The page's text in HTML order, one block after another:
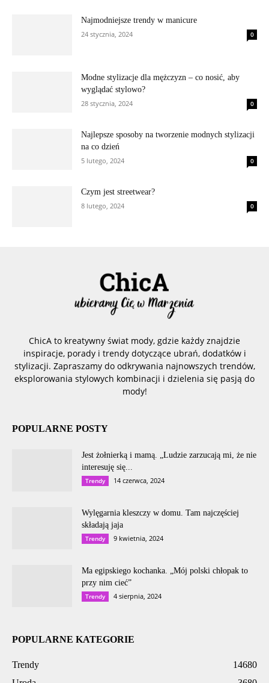
Najmodniejsze trendy w manicure
24 stycznia, 2024
0
Modne stylizacje dla mężczyzn – co nosić, aby
wyglądać stylowo?
28 stycznia, 2024
0
Najlepsze sposoby na tworzenie modnych stylizacji
na co dzień
5 lutego, 2024
0
Czym jest streetwear?
8 lutego, 2024
0
ChicA to kreatywny świat mody, gdzie każdy znajdzie
inspiracje, porady i trendy dotyczące ubrań, dodatków i
stylizacji. Zapraszamy do odkrywania najnowszych trendów,
eksplorowania stylowych kombinacji i dzielenia się pasją do
mody!
POPULARNE POSTY
Jest żołnierką i mamą. „Ludzie zarzucają mi, że nie
interesuję się...
Trendy 14 czerwca, 2024
Wylęgarnia kleszczy w domu. Tam najczęściej
składają jaja
Trendy 9 kwietnia, 2024
Ma egipskiego kochanka. „Mój polski chłopak to
przy nim cieć”
Trendy 4 sierpnia, 2024
POPULARNE KATEGORIE
Trendy
14680